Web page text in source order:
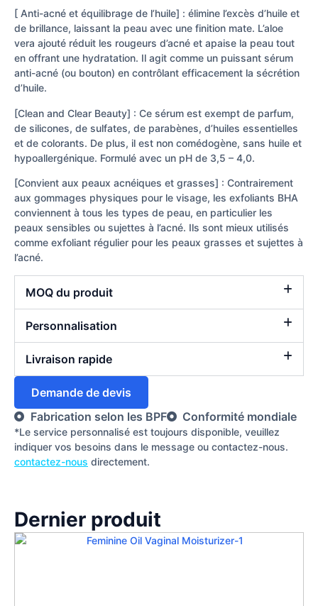
[ Anti-acné et équilibrage de l’huile] : élimine l’excès d’huile et
de brillance, laissant la peau avec une finition mate. L’aloe
vera ajouté réduit les rougeurs d’acné et apaise la peau tout
en offrant une hydratation. Il agit comme un puissant sérum
anti-acné (ou bouton) en contrôlant efficacement la sécrétion
d’huile.
[Clean and Clear Beauty] : Ce sérum est exempt de parfum,
de silicones, de sulfates, de parabènes, d’huiles essentielles
et de colorants. De plus, il est non comédogène, sans huile et
hypoallergénique. Formulé avec un pH de 3,5 – 4,0.
[Convient aux peaux acnéiques et grasses] : Contrairement
aux gommages physiques pour le visage, les exfoliants BHA
conviennent à tous les types de peau, en particulier les
peaux sensibles ou sujettes à l’acné. Ils sont mieux utilisés
comme exfoliant régulier pour les peaux grasses et sujettes à
l’acné.
MOQ du produit
Personnalisation
Livraison rapide
Demande de devis
Fabrication selon les BPF
Conformité mondiale
*Le service personnalisé est toujours disponible, veuillez
indiquer vos besoins dans le message ou contactez-nous.
contactez-nous directement.
Dernier produit